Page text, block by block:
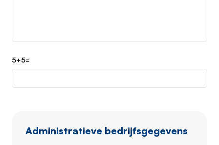
5+5=
Administratieve bedrijfsgegevens